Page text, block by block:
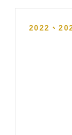
2022、